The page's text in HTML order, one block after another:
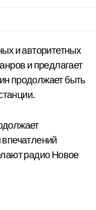
и авторитетных
и предлагает
продолжает быть
радио Новое